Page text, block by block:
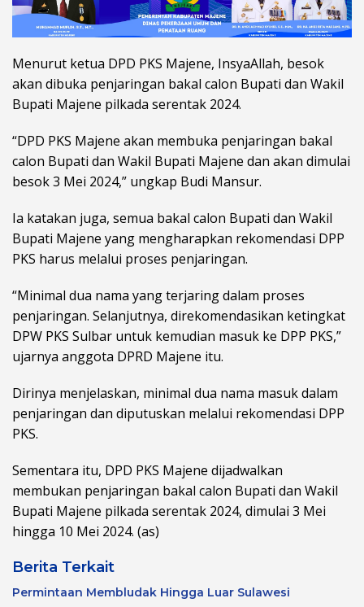
Menurut ketua DPD PKS Majene, InsyaAllah, besok
akan dibuka penjaringan bakal calon Bupati dan Wakil
Bupati Majene pilkada serentak 2024.
“DPD PKS Majene akan membuka penjaringan bakal
calon Bupati dan Wakil Bupati Majene dan akan dimulai
besok 3 Mei 2024,” ungkap Budi Mansur.
Ia katakan juga, semua bakal calon Bupati dan Wakil
Bupati Majene yang mengharapkan rekomendasi DPP
PKS harus melalui proses penjaringan.
“Minimal dua nama yang terjaring dalam proses
penjaringan. Selanjutnya, direkomendasikan ketingkat
DPW PKS Sulbar untuk kemudian masuk ke DPP PKS,”
ujarnya anggota DPRD Majene itu.
Dirinya menjelaskan, minimal dua nama masuk dalam
penjaringan dan diputuskan melalui rekomendasi DPP
PKS.
Sementara itu, DPD PKS Majene dijadwalkan
membukan penjaringan bakal calon Bupati dan Wakil
Bupati Majene pilkada serentak 2024, dimulai 3 Mei
hingga 10 Mei 2024. (as)
Berita Terkait
Permintaan Membludak Hingga Luar Sulawesi